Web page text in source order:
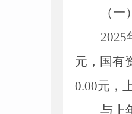
（
2025
元，国有
0.00元，
与上